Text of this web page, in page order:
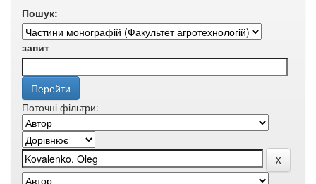
Пошук:
запит
Поточні фільтри: